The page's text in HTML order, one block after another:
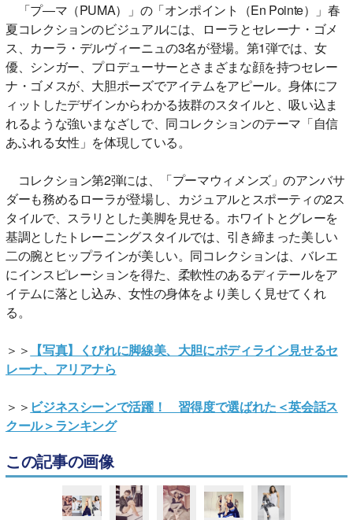
「プ―マ（PUMA）」の「オンポイント（En Pointe）」春
夏コレクションのビジュアルには、ローラとセレーナ・ゴメ
ス、カーラ・デルヴィーニュの3名が登場。第1弾では、女
優、シンガー、プロデューサーとさまざまな顔を持つセレー
ナ・ゴメスが、大胆ポーズでアイテムをアピール。身体にフ
ィットしたデザインからわかる抜群のスタイルと、吸い込ま
れるような強いまなざしで、同コレクションのテーマ「自信
あふれる女性」を体現している。
コレクション第2弾には、「プーマウィメンズ」のアンバサ
ダーも務めるローラが登場し、カジュアルとスポーティの2ス
タイルで、スラリとした美脚を見せる。ホワイトとグレーを
基調としたトレーニングスタイルでは、引き締まった美しい
二の腕とヒップラインが美しい。同コレクションは、バレエ
にインスピレーションを得た、柔軟性のあるディテールをア
イテムに落とし込み、女性の身体をより美しく見せてくれ
る。
＞＞ 【写真】くびれに脚線美、大胆にボディライン見せるセ
レーナ、アリアナら
＞＞ ビジネスシーンで活躍！ 習得度で選ばれた＜英会話ス
クール＞ランキング
この記事の画像